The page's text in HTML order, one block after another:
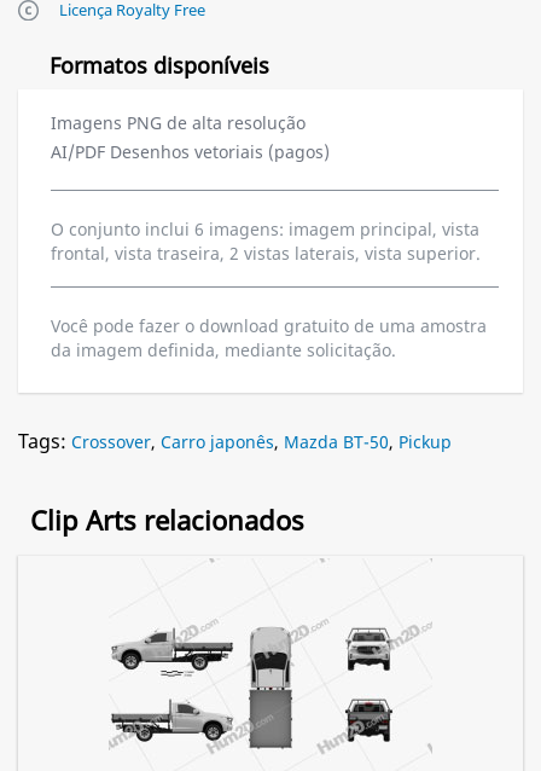
Licença Royalty Free
Formatos disponíveis
Imagens PNG de alta resolução
AI/PDF Desenhos vetoriais (pagos)
O conjunto inclui 6 imagens: imagem principal, vista
frontal, vista traseira, 2 vistas laterais, vista superior.
Você pode fazer o download gratuito de uma amostra
da imagem definida, mediante solicitação.
Tags: Crossover, Carro japonês, Mazda BT-50, Pickup
Clip Arts relacionados